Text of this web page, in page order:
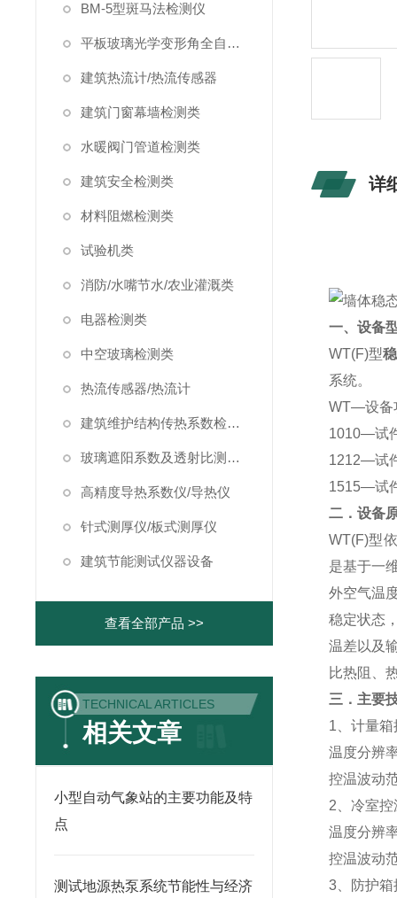
BM-5型斑马法检测仪
平板玻璃光学变形角全自动测试仪
建筑热流计/热流传感器
建筑门窗幕墙检测类
水暖阀门管道检测类
建筑安全检测类
材料阻燃检测类
试验机类
消防/水嘴节水/农业灌溉类
电器检测类
中空玻璃检测类
热流传感器/热流计
建筑维护结构传热系数检测仪/温度热流巡检仪
玻璃遮阳系数及透射比测定仪
高精度导热系数仪/导热仪
针式测厚仪/板式测厚仪
建筑节能测试仪器设备
查看全部产品 >>
TECHNICAL ARTICLES
相关文章
小型自动气象站的主要功能及特
点
测试地源热泵系统节能性与经济
详
一、设备
WT(F)型
系统。
WT—设备
1010—试
1212—试
1515—
二．设备
WT(F)型
是基于一
外空气温
稳定状态
温差以及
比热阻、
三．主要
1、计量
温度分辨
控温波动
2、冷室
温度分辨
控温波动
3、防护